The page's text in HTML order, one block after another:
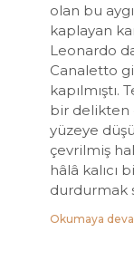
olan bu
kaplayan
Leonardo
Canaletto
kapılmıştı.
bir delikten
yüzeye
çevrilmiş
hâlâ kalıcı
durdurmak
Okumaya